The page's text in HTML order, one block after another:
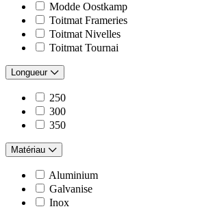
Modde Oostkamp
Toitmat Frameries
Toitmat Nivelles
Toitmat Tournai
Longueur
250
300
350
Matériau
Aluminium
Galvanise
Inox